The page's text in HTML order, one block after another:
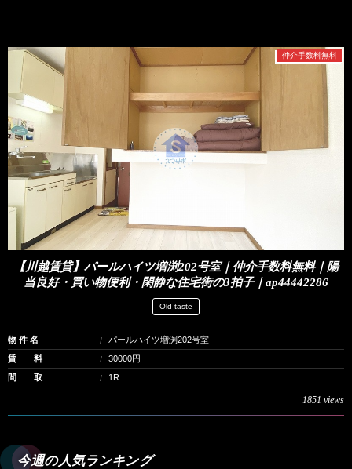
仲介手数料無料
【川越賃貸】パールハイツ増渕202号室｜仲介手数料無料｜陽
当良好・買い物便利・閑静な住宅街の3拍子｜ap44442286
Old taste
物 件 名
パールハイツ増渕202号室
賃 料
30000円
間 取
1R
1851 views
今週の人気ランキング